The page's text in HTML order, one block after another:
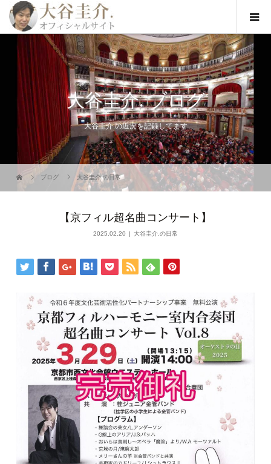
大谷圭介. ブログ
大谷圭介.の近況を記録してます
ブログ 大谷圭介.の日常
【京フィル超名曲コンサート】
2025.02.20 大谷圭介.の日常